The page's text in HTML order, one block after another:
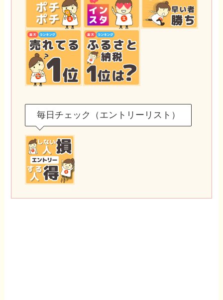
毎日チェック（エントリーリスト）